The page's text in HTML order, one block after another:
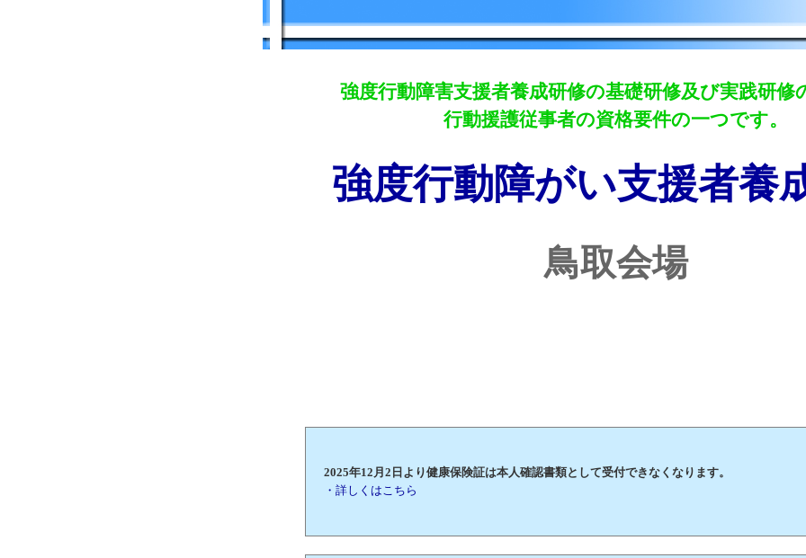
強度行動障害支援者養成研修の基礎研修及び実践研修
行動援護従事者の資格要件の一つです。
強度行動障がい支援者養
鳥取会場
2025年12月2日より健康保険証は本人確認書類として受付できなくなります。
・詳しくはこちら